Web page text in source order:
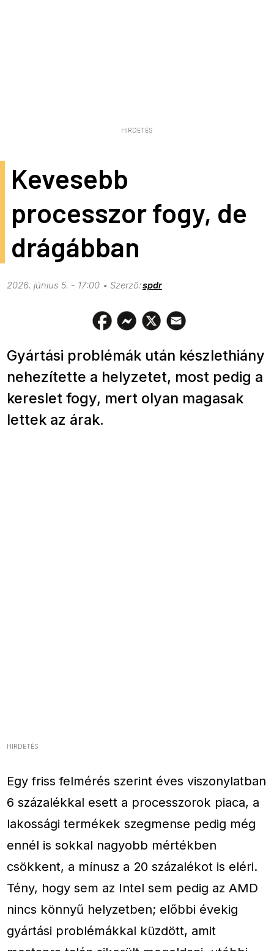
HIRDETÉS
Kevesebb
processzor fogy, de
drágábban
2026. június 5. - 17:00 spdr
Gyártási problémák után készlethiány
nehezítette a helyzetet, most pedig a
kereslet fogy, mert olyan magasak
lettek az árak.
HIRDETÉS
Egy friss felmérés szerint éves viszonylatban
6 százalékkal esett a processzorok piaca, a
lakossági termékek szegmense pedig még
ennél is sokkal nagyobb mértékben
csökkent, a mínusz a 20 százalékot is eléri.
Tény, hogy sem az Intel sem pedig az AMD
nincs könnyű helyzetben; előbbi évekig
gyártási problémákkal küzdött, amit